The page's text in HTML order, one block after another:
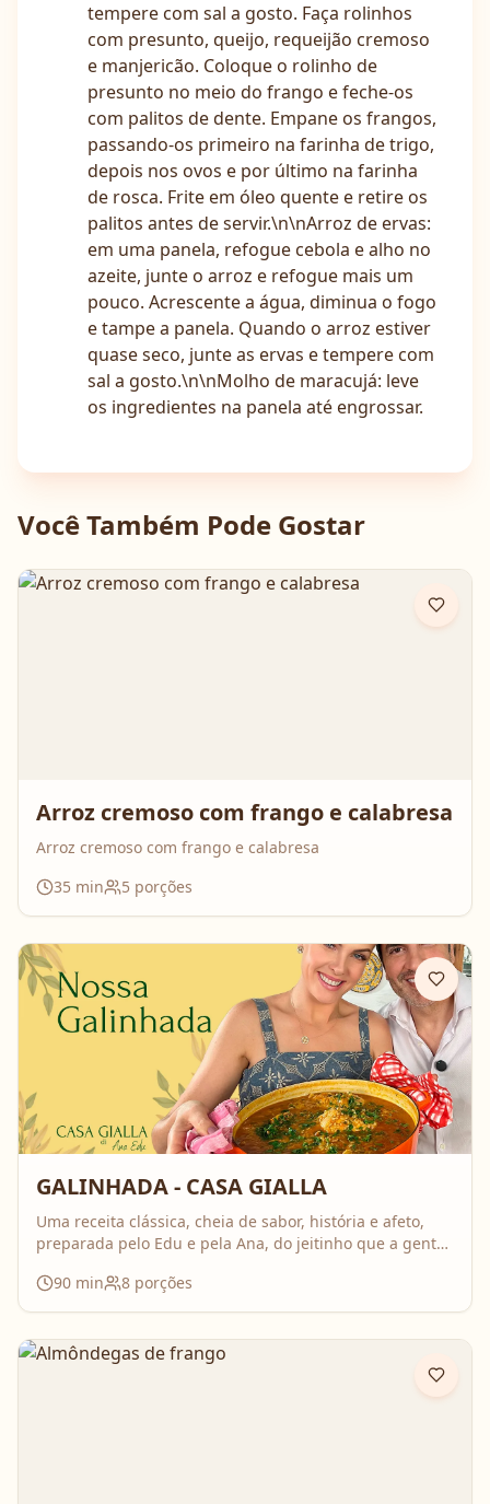
tempere com sal a gosto. Faça rolinhos
com presunto, queijo, requeijão cremoso
e manjericão. Coloque o rolinho de
presunto no meio do frango e feche-os
com palitos de dente. Empane os frangos,
passando-os primeiro na farinha de trigo,
depois nos ovos e por último na farinha
de rosca. Frite em óleo quente e retire os
palitos antes de servir.\n\nArroz de ervas:
em uma panela, refogue cebola e alho no
azeite, junte o arroz e refogue mais um
pouco. Acrescente a água, diminua o fogo
e tampe a panela. Quando o arroz estiver
quase seco, junte as ervas e tempere com
sal a gosto.\n\nMolho de maracujá: leve
os ingredientes na panela até engrossar.
Você Também Pode Gostar
Arroz cremoso com frango e calabresa
Arroz cremoso com frango e calabresa
35 min 5 porções
GALINHADA - CASA GIALLA
Uma receita clássica, cheia de sabor, história e afeto,
preparada pelo Edu e pela Ana, do jeitinho que a gente
Nesse vídeo, compartilham o passo a passo completo da
galinhada, com dicas importantes para deixar o frango
perfuma a casa inteira. É daquelas receitas que reúnem
90 min 8 porções